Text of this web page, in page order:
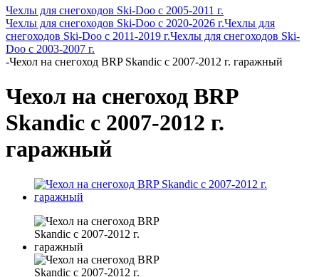
Чехлы для снегоходов Ski-Doo с 2005-2011 г.
Чехлы для снегоходов Ski-Doo с 2020-2026 г.Чехлы для
снегоходов Ski-Doo с 2011-2019 г.Чехлы для снегоходов Ski-
Doo с 2003-2007 г.
-Чехол на снегоход BRP Skandic с 2007-2012 г. гаражный
Чехол на снегоход BRP
Skandic с 2007-2012 г.
гаражный